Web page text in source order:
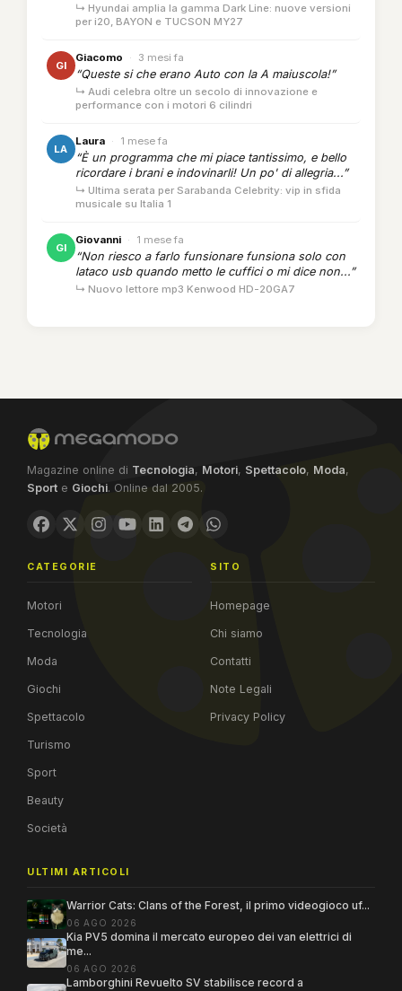
↳ Hyundai amplia la gamma Dark Line: nuove versioni
per i20, BAYON e TUCSON MY27
GI
Giacomo · 3 mesi fa
“Queste si che erano Auto con la A maiuscola!”
↳ Audi celebra oltre un secolo di innovazione e
performance con i motori 6 cilindri
LA
Laura · 1 mese fa
“È un programma che mi piace tantissimo, e bello
ricordare i brani e indovinarli! Un po' di allegria...”
↳ Ultima serata per Sarabanda Celebrity: vip in sfida
musicale su Italia 1
GI
Giovanni · 1 mese fa
“Non riesco a farlo funsionare funsiona solo con
lataco usb quando metto le cuffici o mi dice non...”
↳ Nuovo lettore mp3 Kenwood HD-20GA7
Magazine online di Tecnologia, Motori, Spettacolo, Moda,
Sport e Giochi. Online dal 2005.
CATEGORIE
Motori
Tecnologia
Moda
Giochi
Spettacolo
Turismo
Sport
Beauty
Società
SITO
Homepage
Chi siamo
Contatti
Note Legali
Privacy Policy
ULTIMI ARTICOLI
Warrior Cats: Clans of the Forest, il primo videogioco uf...
06 AGO 2026
Kia PV5 domina il mercato europeo dei van elettrici di
me...
06 AGO 2026
Lamborghini Revuelto SV stabilisce record a